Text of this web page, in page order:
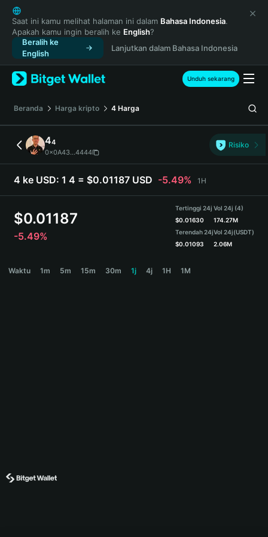
English
日本語
Tiếng Việt
Русский
Español (Latinoamérica)
Türkçe
Français
Deutsch
简体中文
繁體中文
Português (Portugal)
Bahasa Indonesia
ภาษาไทย
Español
Español (Argentina)
Saat ini kamu melihat halaman ini dalam Bahasa Indonesia.
Apakah kamu ingin beralih ke English?
Beralih ke
English
Lanjutkan dalam Bahasa Indonesia
Unduh sekarang
Beranda Harga kripto 4 Harga
44
0x0A43...4444
Risiko
4 ke USD: 1 4 = $0.01187 USD -5.49% 1H
$0.01187
-5.49%
Tertinggi 24j
$0.01630
Terendah 24j
$0.01093
Vol 24j (4)
174.27M
Vol 24j(USDT)
2.06M
Waktu 1m 5m 15m 30m 1j 4j 1H 1M